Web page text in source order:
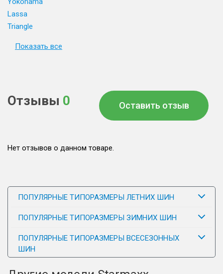
Lassa
Triangle
Показать все
Отзывы 0 Оставить отзыв
Нет отзывов о данном товаре.
ПОПУЛЯРНЫЕ ТИПОРАЗМЕРЫ ЛЕТНИХ ШИН
ПОПУЛЯРНЫЕ ТИПОРАЗМЕРЫ ЗИМНИХ ШИН
ПОПУЛЯРНЫЕ ТИПОРАЗМЕРЫ ВСЕСЕЗОННЫХ
ШИН